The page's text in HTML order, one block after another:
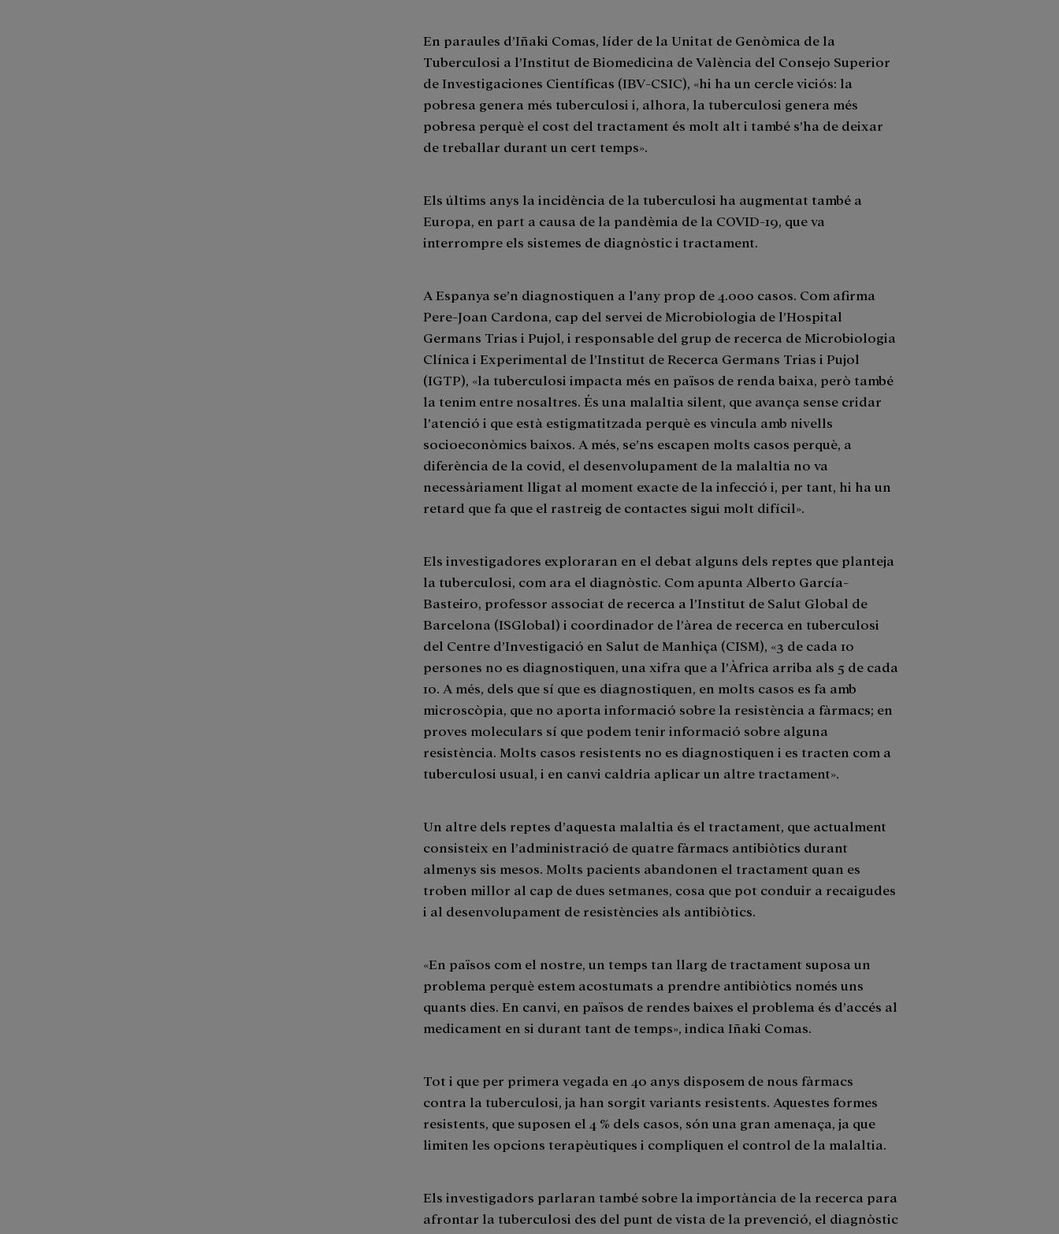
En paraules d’Iñaki Comas, líder de la Unitat de Genòmica de la
Tuberculosi a l’Institut de Biomedicina de València del Consejo Superior
de Investigaciones Científicas (IBV-CSIC), «hi ha un cercle viciós: la
pobresa genera més tuberculosi i, alhora, la tuberculosi genera més
pobresa perquè el cost del tractament és molt alt i també s’ha de deixar
de treballar durant un cert temps».
Els últims anys la incidència de la tuberculosi ha augmentat també a
Europa, en part a causa de la pandèmia de la COVID-19, que va
interrompre els sistemes de diagnòstic i tractament.
A Espanya se’n diagnostiquen a l’any prop de 4.000 casos. Com afirma
Pere-Joan Cardona, cap del servei de Microbiologia de l’Hospital
Germans Trias i Pujol, i responsable del grup de recerca de Microbiologia
Clínica i Experimental de l’Institut de Recerca Germans Trias i Pujol
(IGTP), «la tuberculosi impacta més en països de renda baixa, però també
la tenim entre nosaltres. És una malaltia silent, que avança sense cridar
l’atenció i que està estigmatitzada perquè es vincula amb nivells
socioeconòmics baixos. A més, se’ns escapen molts casos perquè, a
diferència de la covid, el desenvolupament de la malaltia no va
necessàriament lligat al moment exacte de la infecció i, per tant, hi ha un
retard que fa que el rastreig de contactes sigui molt difícil».
Els investigadores exploraran en el debat alguns dels reptes que planteja
la tuberculosi, com ara el diagnòstic. Com apunta Alberto García-
Basteiro, professor associat de recerca a l’Institut de Salut Global de
Barcelona (ISGlobal) i coordinador de l’àrea de recerca en tuberculosi
del Centre d’Investigació en Salut de Manhiça (CISM), «3 de cada 10
persones no es diagnostiquen, una xifra que a l’Àfrica arriba als 5 de cada
10. A més, dels que sí que es diagnostiquen, en molts casos es fa amb
microscòpia, que no aporta informació sobre la resistència a fàrmacs; en
proves moleculars sí que podem tenir informació sobre alguna
resistència. Molts casos resistents no es diagnostiquen i es tracten com a
tuberculosi usual, i en canvi caldria aplicar un altre tractament».
Un altre dels reptes d’aquesta malaltia és el tractament, que actualment
consisteix en l’administració de quatre fàrmacs antibiòtics durant
almenys sis mesos. Molts pacients abandonen el tractament quan es
troben millor al cap de dues setmanes, cosa que pot conduir a recaigudes
i al desenvolupament de resistències als antibiòtics.
«En països com el nostre, un temps tan llarg de tractament suposa un
problema perquè estem acostumats a prendre antibiòtics només uns
quants dies. En canvi, en països de rendes baixes el problema és d’accés al
medicament en si durant tant de temps», indica Iñaki Comas.
Tot i que per primera vegada en 40 anys disposem de nous fàrmacs
contra la tuberculosi, ja han sorgit variants resistents. Aquestes formes
resistents, que suposen el 4 % dels casos, són una gran amenaça, ja que
limiten les opcions terapèutiques i compliquen el control de la malaltia.
Els investigadors parlaran també sobre la importància de la recerca para
afrontar la tuberculosi des del punt de vista de la prevenció, el diagnòstic